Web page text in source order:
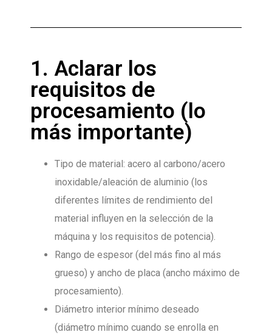
1. Aclarar los
requisitos de
procesamiento (lo
más importante)
Tipo de material: acero al carbono/acero
inoxidable/aleación de aluminio (los
diferentes límites de rendimiento del
material influyen en la selección de la
máquina y los requisitos de potencia).
Rango de espesor (del más fino al más
grueso) y ancho de placa (ancho máximo de
procesamiento).
Diámetro interior mínimo deseado
(diámetro mínimo cuando se enrolla en